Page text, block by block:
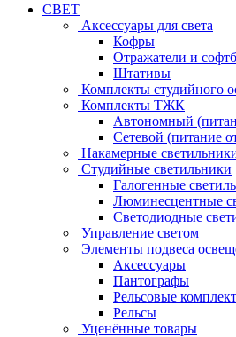
СВЕТ
Аксессуары для света
Кофры
Отражатели и
Штативы
Комплекты студийного
Комплекты ТЖК
Автономный
Сетевой (питание
Накамерные
Студийные светильники
Галогенные
Люминесцентные
Светодиодные
Управление светом
Элементы подвеса
Аксессуары
Пантографы
Рельсовые
Рельсы
Уценённые товары